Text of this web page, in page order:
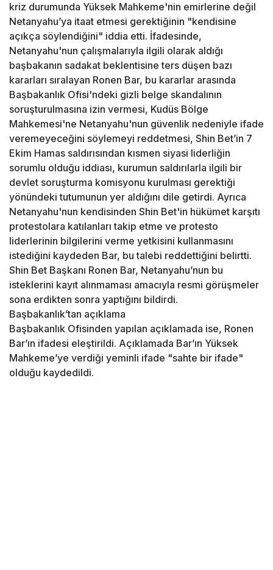
kriz durumunda Yüksek Mahkeme'nin emirlerine değil
Netanyahu’ya itaat etmesi gerektiğinin "kendisine
açıkça söylendiğini" iddia etti. İfadesinde,
Netanyahu'nun çalışmalarıyla ilgili olarak aldığı
başbakanın sadakat beklentisine ters düşen bazı
kararları sıralayan Ronen Bar, bu kararlar arasında
Başbakanlık Ofisi'ndeki gizli belge skandalının
soruşturulmasına izin vermesi, Kudüs Bölge
Mahkemesi'ne Netanyahu'nun güvenlik nedeniyle ifade
veremeyeceğini söylemeyi reddetmesi, Shin Bet’in 7
Ekim Hamas saldırısından kısmen siyasi liderliğin
sorumlu olduğu iddiası, kurumun saldırılarla ilgili bir
devlet soruşturma komisyonu kurulması gerektiği
yönündeki tutumunun yer aldığını dile getirdi. Ayrıca
Netanyahu'nun kendisinden Shin Bet'in hükümet karşıtı
protestolara katılanları takip etme ve protesto
liderlerinin bilgilerini verme yetkisini kullanmasını
istediğini kaydeden Bar, bu talebi reddettiğini belirtti.
Shin Bet Başkanı Ronen Bar, Netanyahu’nun bu
isteklerini kayıt alınmaması amacıyla resmi görüşmeler
sona erdikten sonra yaptığını bildirdi.
Başbakanlık’tan açıklama
Başbakanlık Ofisinden yapılan açıklamada ise, Ronen
Bar’ın ifadesi eleştirildi. Açıklamada Bar’ın Yüksek
Mahkeme’ye verdiği yeminli ifade "sahte bir ifade"
olduğu kaydedildi.